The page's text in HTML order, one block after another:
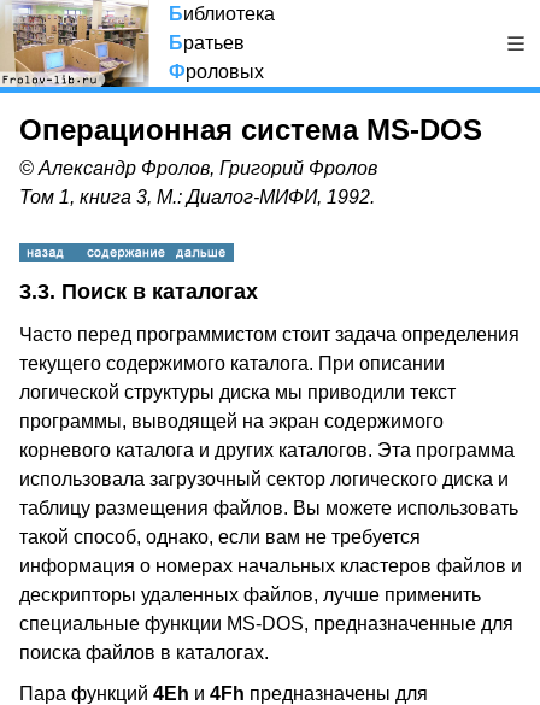
Библиотека
Братьев
Фроловых
Операционная система MS-DOS
© Александр Фролов, Григорий Фролов
Том 1, книга 3, М.: Диалог-МИФИ, 1992.
3.3. Поиск в каталогах
Часто перед программистом стоит задача определения
текущего содержимого каталога. При описании
логической структуры диска мы приводили текст
программы, выводящей на экран содержимого
корневого каталога и других каталогов. Эта программа
использовала загрузочный сектор логического диска и
таблицу размещения файлов. Вы можете использовать
такой способ, однако, если вам не требуется
информация о номерах начальных кластеров файлов и
дескрипторы удаленных файлов, лучше применить
специальные функции MS-DOS, предназначенные для
поиска файлов в каталогах.
Пара функций 4Eh и 4Fh предназначены для